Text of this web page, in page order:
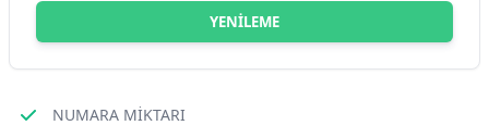
YENILEME
NUMARA MIKTARI